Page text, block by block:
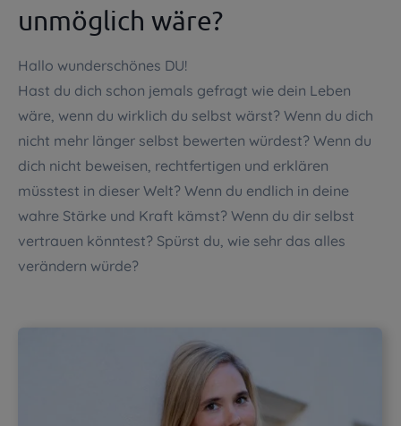
unmöglich wäre?
Hallo wunderschönes DU!
Hast du dich schon jemals gefragt wie dein Leben
wäre, wenn du wirklich du selbst wärst? Wenn du dich
nicht mehr länger selbst bewerten würdest? Wenn du
dich nicht beweisen, rechtfertigen und erklären
müsstest in dieser Welt? Wenn du endlich in deine
wahre Stärke und Kraft kämst? Wenn du dir selbst
vertrauen könntest? Spürst du, wie sehr das alles
verändern würde?